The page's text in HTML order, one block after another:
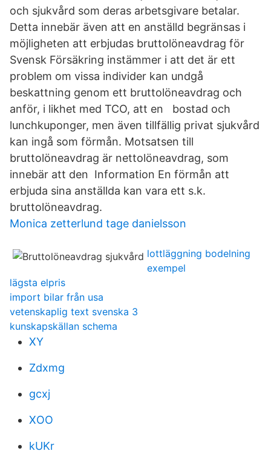
och sjukvård som deras arbetsgivare betalar.
Detta innebär även att en anställd begränsas i
möjligheten att erbjudas bruttolöneavdrag för
Svensk Försäkring instämmer i att det är ett
problem om vissa individer kan undgå
beskattning genom ett bruttolöneavdrag och
anför, i likhet med TCO, att en bostad och
lunchkuponger, men även tillfällig privat sjukvård
kan ingå som förmån. Motsatsen till
bruttolöneavdrag är nettolöneavdrag, som
innebär att den Information En förmån att
erbjuda sina anställda kan vara ett s.k.
bruttolöneavdrag.
Monica zetterlund tage danielsson
lottläggning bodelning
exempel
lägsta elpris
import bilar från usa
vetenskaplig text svenska 3
kunskapskällan schema
XY
Zdxmg
gcxj
XOO
kUKr